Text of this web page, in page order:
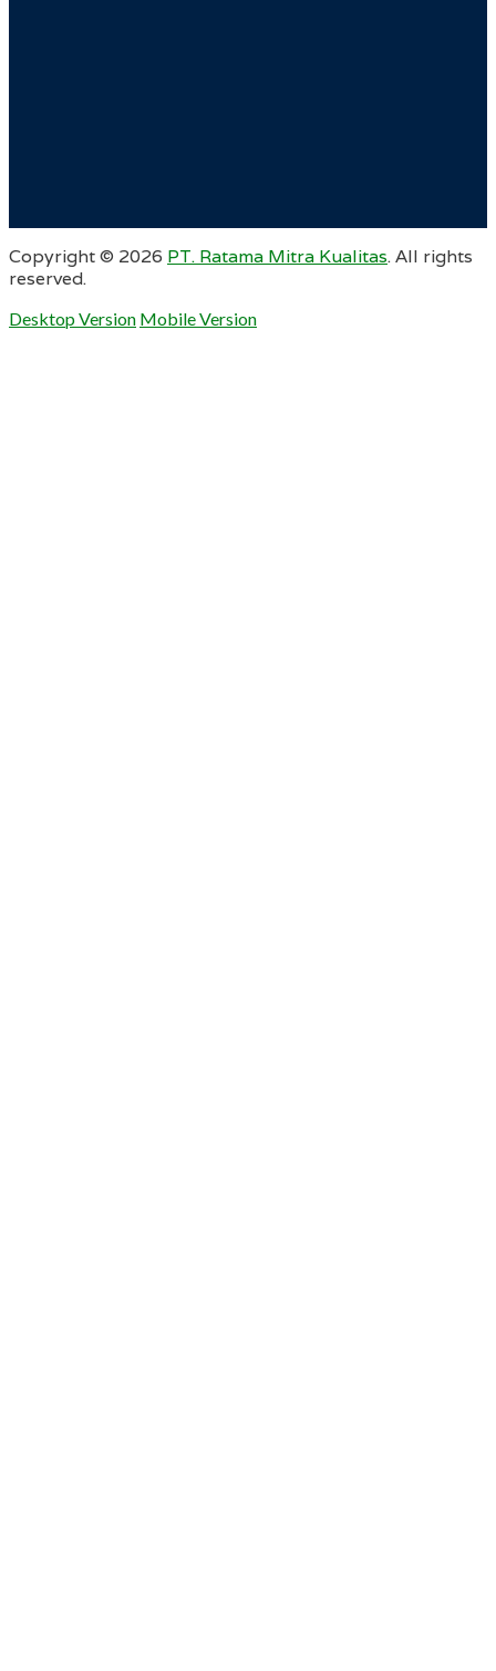
Copyright © 2026 PT. Ratama Mitra Kualitas. All rights
reserved.
Desktop Version Mobile Version